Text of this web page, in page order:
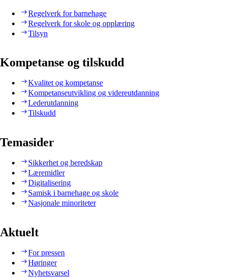
Regelverk for barnehage
Regelverk for skole og opplæring
Tilsyn
Kompetanse og tilskudd
Kvalitet og kompetanse
Kompetanseutvikling og videreutdanning
Lederutdanning
Tilskudd
Temasider
Sikkerhet og beredskap
Læremidler
Digitalisering
Samisk i barnehage og skole
Nasjonale minoriteter
Aktuelt
For pressen
Høringer
Nyhetsvarsel